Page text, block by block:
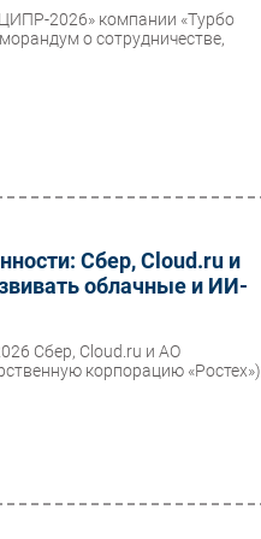
2026» компании «Турбо
о сотрудничестве,
Сбер, Cloud.ru и
облачные и ИИ-
Сбер, Cloud.ru и АО
корпорацию «Ростех»)